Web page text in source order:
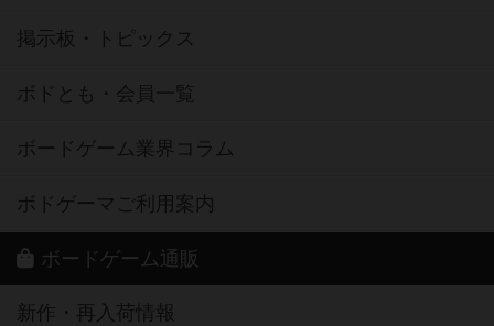
掲示板・トピックス
ボドとも・会員一覧
ボードゲーム業界コラム
ボドゲーマご利用案内
ボードゲーム通販
新作・再入荷情報